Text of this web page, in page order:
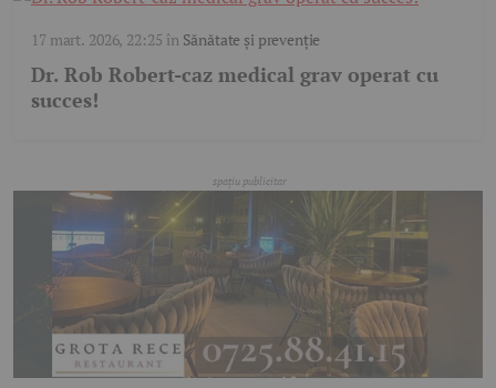
17 mart. 2026, 22:25 în Sănătate și prevenție
Dr. Rob Robert-caz medical grav operat cu
succes!